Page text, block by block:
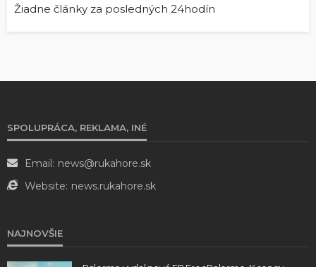
Žiadne články za posledných 24hodín
SPOLUPRÁCA, REKLAMA, INÉ
Email: news@rukahore.sk
Website: news.rukahore.sk
NAJNOVŠIE